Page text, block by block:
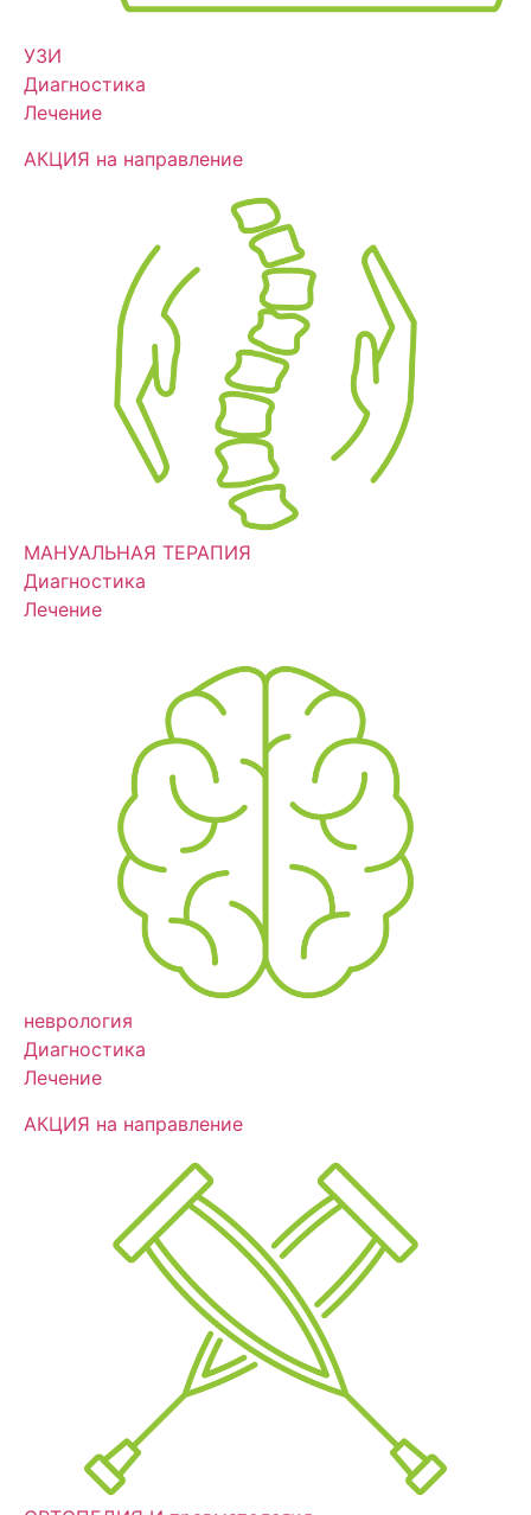
УЗИ
Диагностика
Лечение
АКЦИЯ на направление
МАНУАЛЬНАЯ ТЕРАПИЯ
Диагностика
Лечение
неврология
Диагностика
Лечение
АКЦИЯ на направление